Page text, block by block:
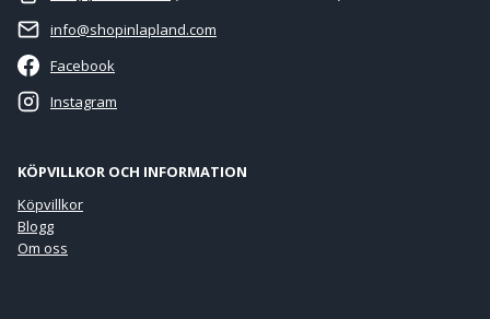
info@shopinlapland.com
Facebook
Instagram
KÖPVILLKOR OCH INFORMATION
Köpvillkor
Blogg
Om oss